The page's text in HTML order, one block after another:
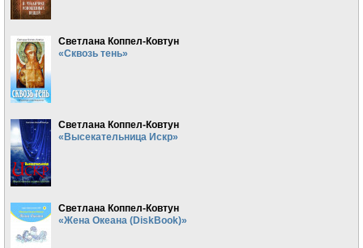
Светлана Коппел-Ковтун
«Сквозь тень»
Светлана Коппел-Ковтун
«Высекательница Искр»
Светлана Коппел-Ковтун
«Жена Океана (DiskBook)»